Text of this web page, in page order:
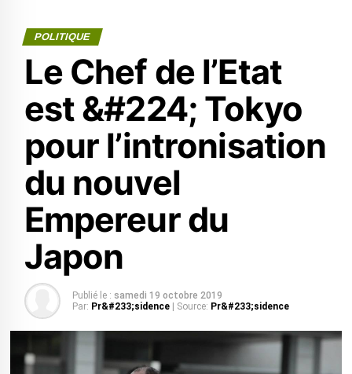
POLITIQUE
Le Chef de l’Etat
est &#224; Tokyo
pour l’intronisation
du nouvel
Empereur du
Japon
Publié le : samedi 19 octobre 2019
Par: Pr&#233;sidence | Source: Pr&#233;sidence